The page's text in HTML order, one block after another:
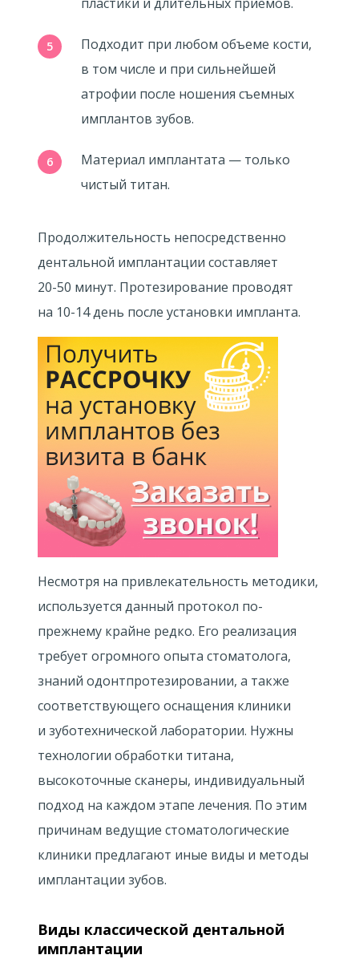
Подходит при любом объеме кости,
в том числе и при сильнейшей
атрофии после ношения съемных
имплантов зубов.
Материал имплантата — только
чистый титан.
Продолжительность непосредственно
дентальной имплантации составляет
20-50 минут. Протезирование проводят
на 10-14день после установки импланта.
Несмотря на привлекательность методики,
используется данный протокол по-
прежнему крайне редко. Его реализация
требует огромного опыта стоматолога,
знаний одонтпротезировании, а также
соответствующего оснащения клиники
и зуботехнической лаборатории. Нужны
технологии обработки титана,
высокоточные сканеры, индивидуальный
подход на каждом этапе лечения. По этим
причинам ведущие стоматологические
клиники предлагают иные виды и методы
имплантации зубов.
Виды классической дентальной
имплантации